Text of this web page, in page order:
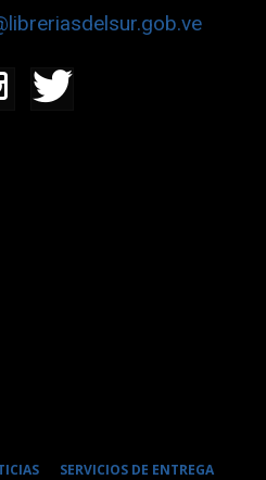
SERVICIOS DE ENTREGA